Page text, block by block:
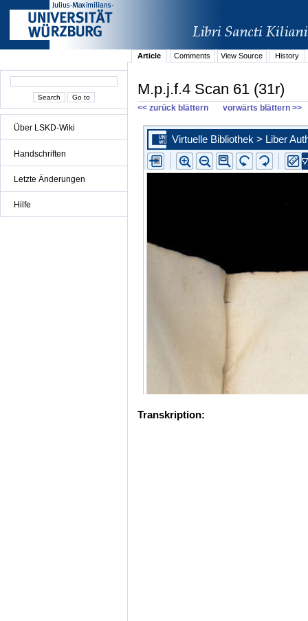
Über LSKD-Wiki
Handschriften
Letzte Änderungen
Hilfe
Article Comments View Source History
M.p.j.f.4 Scan 61 (31r)
<< zurück blättern vorwärts blättern >>
Transkription: